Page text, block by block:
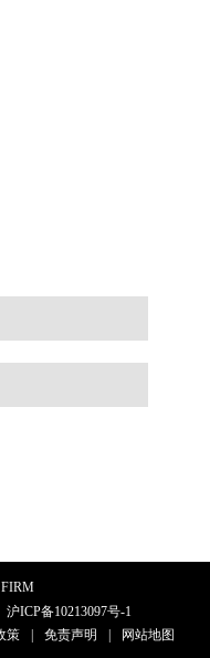
FIRM
沪ICP备10213097号-1
策
免责声明 网站地图